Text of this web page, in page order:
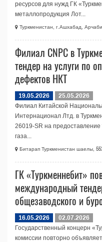
ресурсов для нужд ГК
металлопродукция Лот...
Туркменистан, г.Ашхабад,
Филиал CNPC в
тендер на услуги по
дефектов НКТ
19.05.2026
25.05.2026
Филиал Китайской
Интернационал Лтд. в
26019-SR на предоставление
газа...
Битарап Туркменистан шаелы,
ГК «Туркменнебит»
международный
общезаводского и
16.05.2026
02.07.2026
Государственный концерн
комиссии повторно